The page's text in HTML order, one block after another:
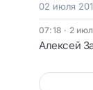
02 июля
07:18 · 2
Алексей